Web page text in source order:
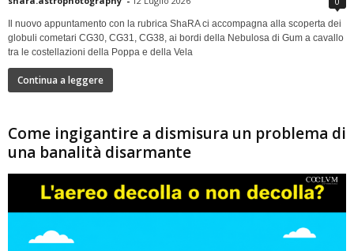
Il nuovo appuntamento con la rubrica ShaRA ci accompagna alla scoperta dei
globuli cometari CG30, CG31, CG38, ai bordi della Nebulosa di Gum a cavallo
tra le costellazioni della Poppa e della Vela
Continua a leggere
Come ingigantire a dismisura un problema di
una banalità disarmante